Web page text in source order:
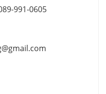
991-0605